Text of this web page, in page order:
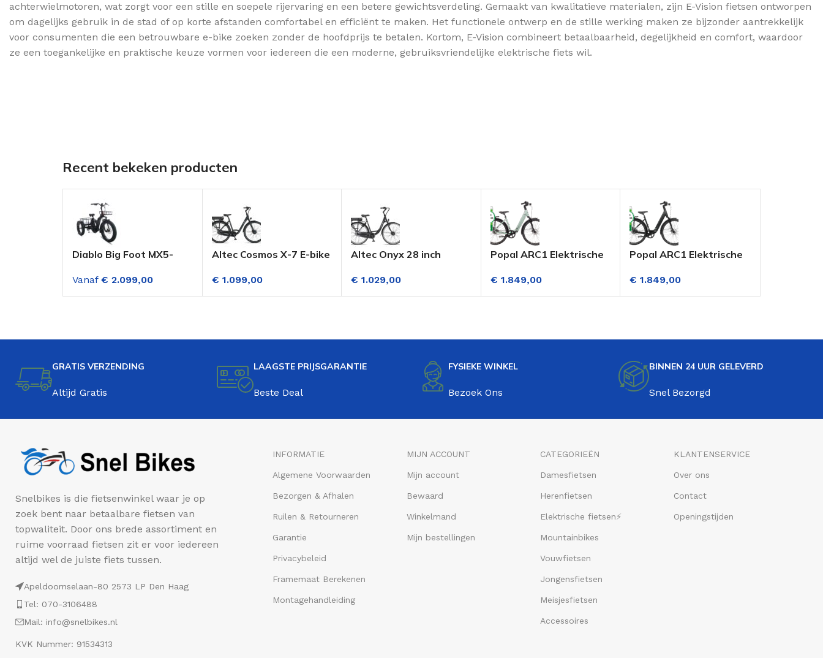
achterwielmotoren, wat zorgt voor een stille en soepele rijervaring en een betere gewichtsverdeling. Gemaakt van kwalitatieve materialen, zijn E-Vision fietsen ontworpen
om dagelijks gebruik in de stad of op korte afstanden comfortabel en efficiënt te maken. Het functionele ontwerp en de stille werking maken ze bijzonder aantrekkelijk
voor consumenten die een betrouwbare e-bike zoeken zonder de hoofdprijs te betalen. Kortom, E-Vision combineert betaalbaarheid, degelijkheid en comfort, waardoor
ze een toegankelijke en praktische keuze vormen voor iedereen die een moderne, gebruiksvriendelijke elektrische fiets wil.
Recent bekeken producten
Diablo Big Foot MX5-
Versnellingen
Vanaf € 2.099,00
Altec Cosmos X-7 E-bike
Versnellingen
(Voorwielmotor)
€ 1.099,00
Altec Onyx 28 inch
Versnellingen Mat
Zwart
€ 1.029,00
Popal ARC1 Elektrische
(Riemaandrijving)
Hydraulisch.Disc Gentle
€ 1.849,00
Popal ARC1 Elektrische
(Riemaandrijving)
Hydraulisch.Disc Mat
€ 1.849,00
GRATIS VERZENDING
Altijd Gratis
LAAGSTE PRIJSGARANTIE
Beste Deal
FYSIEKE WINKEL
Bezoek Ons
BINNEN 24 UUR GELEVERD
Snel Bezorgd
Snelbikes is die fietsenwinkel waar je op
zoek bent naar betaalbare fietsen van
topwaliteit. Door ons brede assortiment en
ruime voorraad fietsen zit er voor iedereen
altijd wel de juiste fiets tussen.
Apeldoornselaan-80 2573 LP Den Haag
Tel: 070-3106488
Mail: info@snelbikes.nl
KVK Nummer: 91534313
INFORMATIE
Algemene Voorwaarden
Bezorgen & Afhalen
Ruilen & Retourneren
Garantie
Privacybeleid
Framemaat Berekenen
Montagehandleiding
MIJN ACCOUNT
Mijn account
Bewaard
Winkelmand
Mijn bestellingen
CATEGORIEËN
Damesfietsen
Herenfietsen
Elektrische fietsen⚡
Mountainbikes
Vouwfietsen
Jongensfietsen
Meisjesfietsen
Accessoires
KLANTENSERVICE
Over ons
Contact
Openingstijden